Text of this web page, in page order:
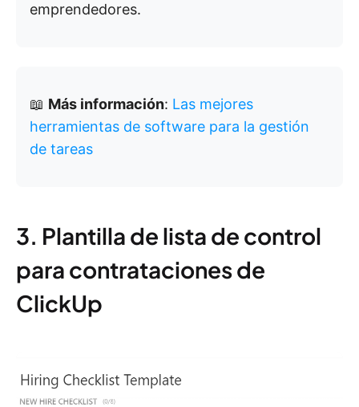
emprendedores.
📖 Más información: Las mejores
herramientas de software para la gestión
de tareas
3. Plantilla de lista de control
para contrataciones de
ClickUp